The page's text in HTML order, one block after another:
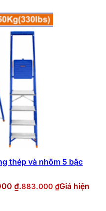
thép và nhôm 5 bậc
₫.883.000 ₫Giá hiện